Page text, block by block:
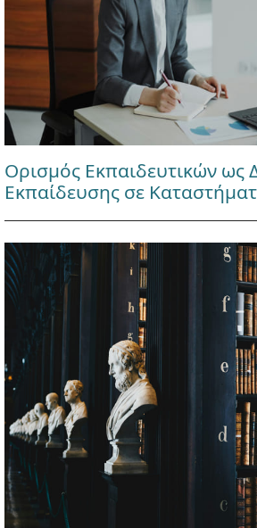
Ορισμός Εκπαιδευτικών ως
Εκπαίδευσης σε